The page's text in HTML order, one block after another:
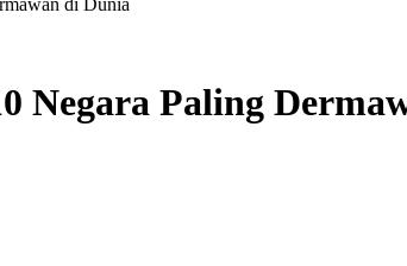
di Dunia
Negara Paling